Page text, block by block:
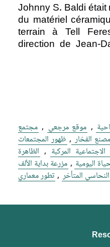
Johnny S. Baldi était
du matériel
terrain à Tell
direction de Jean-
, موقع مرجعي , مجتمع
مصنع الفخار , ظهور المجتمعات
المركبة , الظاهرة
اليومية , مزرعة بداية الألف
المتأخر , تطور معماري